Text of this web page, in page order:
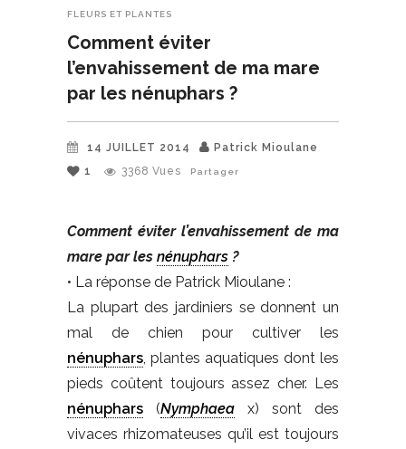
FLEURS ET PLANTES
Comment éviter
l’envahissement de ma mare
par les nénuphars ?
14 JUILLET 2014
Patrick Mioulane
1
3368 Vues Partager
Comment éviter l’envahissement de ma
mare par les nénuphars ?
• La réponse de Patrick Mioulane :
La plupart des jardiniers se donnent un
mal de chien pour cultiver les
nénuphars , plantes aquatiques dont les
pieds coûtent toujours assez cher. Les
nénuphars (Nymphaea x) sont des
vivaces rhizomateuses qu’il est toujours